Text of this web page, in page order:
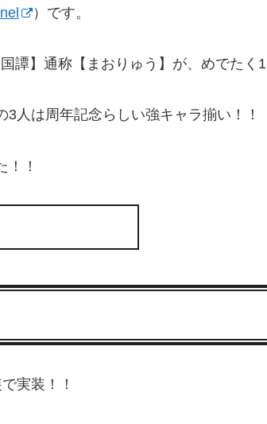
）です。
譚】通称【まおりゅう】が、めでたく1
人は周年記念らしい強キャラ揃い！！
！
実装！！